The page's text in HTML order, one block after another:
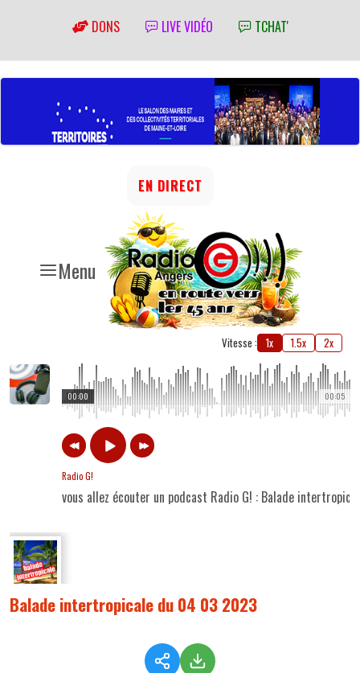
DONS LIVE VIDÉO TCHAT'
Menu
EN DIRECT
Vitesse : 1x 1.5x 2x
00:05
00:00
Radio G!
vous allez écouter un podcast Radio G! : Balade
Balade intertropicale du 04 03 2023